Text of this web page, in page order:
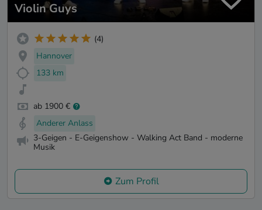
Violin Guys
(4)
Hannover
133 km
ab 1900 €
Anderer Anlass
3-Geigen - E-Geigenshow - Walking Act Band - moderne
Musik
Zum Profil